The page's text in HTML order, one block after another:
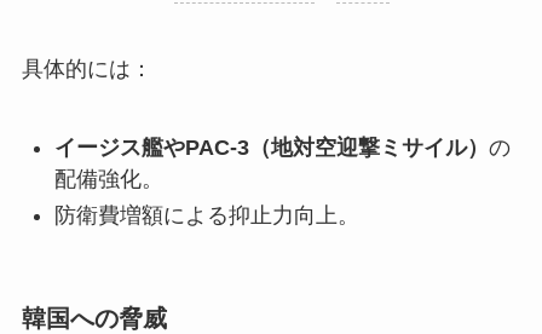
具体的には：
イージス艦やPAC-3（地対空迎撃ミサイル） の
配備強化。
防衛費増額による抑止力向上。
韓国への脅威